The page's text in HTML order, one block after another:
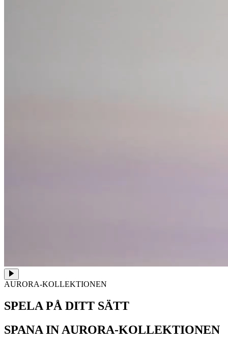
AURORA-KOLLEKTIONEN
SPELA PÅ DITT SÄTT
SPANA IN AURORA-KOLLEKTIONEN